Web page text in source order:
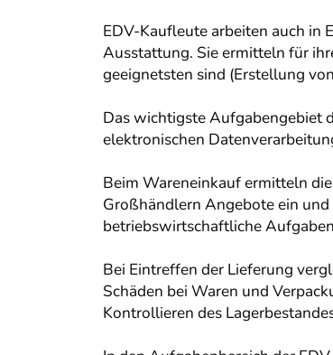
EDV-Kaufleute arbeiten auch in
Ausstattung. Sie ermitteln für
geeignetsten sind (Erstellung
Das wichtigste Aufgabengebiet
elektronischen
Beim Wareneinkauf ermitteln
Großhändlern Angebote ein
betriebswirtschaftliche
Bei Eintreffen der Lieferung
Schäden bei Waren und
Kontrollieren des